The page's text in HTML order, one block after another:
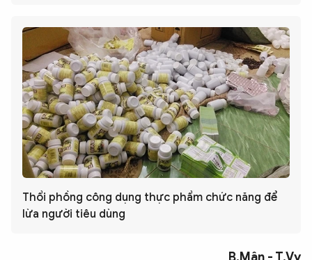
Thổi phồng công dụng thực phẩm chức năng để
lừa người tiêu dùng
B.Mận - T.Vy